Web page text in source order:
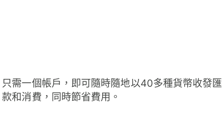
只需一個帳戶，即可隨時隨地以40多種貨幣收發匯
款和消費，同時節省費用。